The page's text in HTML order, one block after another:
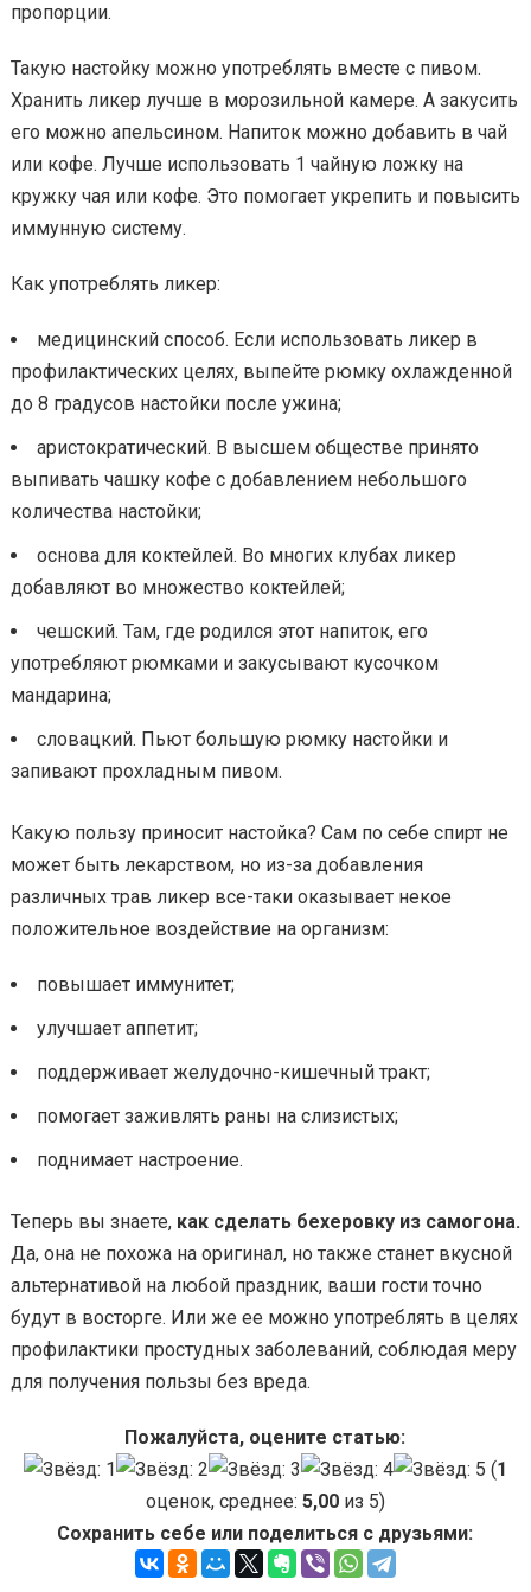
пропорции.
Такую настойку можно употреблять вместе с пивом.
Хранить ликер лучше в морозильной камере. А закусить
его можно апельсином. Напиток можно добавить в чай
или кофе. Лучше использовать 1 чайную ложку на
кружку чая или кофе. Это помогает укрепить и повысить
иммунную систему.
Как употреблять ликер:
медицинский способ. Если использовать ликер в
профилактических целях, выпейте рюмку охлажденной
до 8 градусов настойки после ужина;
аристократический. В высшем обществе принято
выпивать чашку кофе с добавлением небольшого
количества настойки;
основа для коктейлей. Во многих клубах ликер
добавляют во множество коктейлей;
чешский. Там, где родился этот напиток, его
употребляют рюмками и закусывают кусочком
мандарина;
словацкий. Пьют большую рюмку настойки и
запивают прохладным пивом.
Какую пользу приносит настойка? Сам по себе спирт не
может быть лекарством, но из-за добавления
различных трав ликер все-таки оказывает некое
положительное воздействие на организм:
повышает иммунитет;
улучшает аппетит;
поддерживает желудочно-кишечный тракт;
помогает заживлять раны на слизистых;
поднимает настроение.
Теперь вы знаете, как сделать бехеровку из самогона.
Да, она не похожа на оригинал, но также станет вкусной
альтернативой на любой праздник, ваши гости точно
будут в восторге. Или же ее можно употреблять в целях
профилактики простудных заболеваний, соблюдая меру
для получения пользы без вреда.
Пожалуйста, оцените статью:
(1
оценок, среднее: 5,00из 5)
Сохранить себе или поделиться с друзьями: